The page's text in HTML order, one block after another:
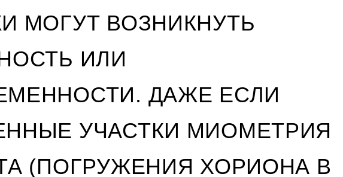
МОГУТ ВОЗНИКНУТЬ
ИЛИ
ДАЖЕ ЕСЛИ
УЧАСТКИ МИОМЕТРИЯ
(ПОГРУЖЕНИЯ ХОРИОНА В